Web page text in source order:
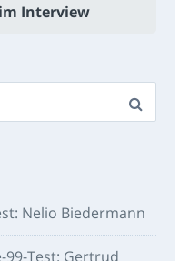
Interview
Nelio Biedermann
99-Test: Gertrud